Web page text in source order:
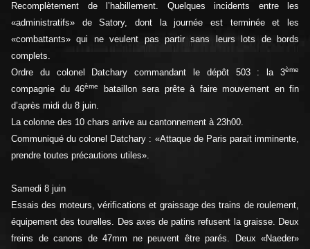
Recomplètement de l’habillement. Quelques incidents entre les
«administratifs» de Satory, dont la journée est terminée et les
«combattants» qui ne veulent pas partir sans leurs lots de bords
complets.
Ordre du colonel Datchary commandant le dépôt 503 : la 3ème
compagnie du 46ème
bataillon sera prête à faire mouvement en fin
d’après midi du 8 juin.
La colonne des 10 chars arrive au cantonnement à 23h00.
Communiqué du colonel Datchary : «Attaque de Paris parait imminente,
prendre toutes précautions utiles».
Samedi 8 juin
Essais des moteurs, vérifications et graissage des trains de roulement,
équipement des tourelles. Des axes de patins refusent la graisse. Deux
freins de canons de 47mm ne peuvent être parés. Deux «Naeder»